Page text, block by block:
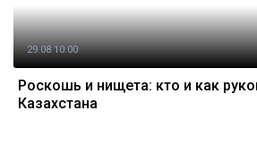
29.08 10:00
Роскошь и нищета: кто и как
Казахстана